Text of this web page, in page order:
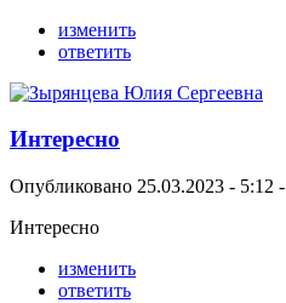
изменить
ответить
Интересно
Опубликовано 25.03.2023 - 5:12 -
Интересно
изменить
ответить